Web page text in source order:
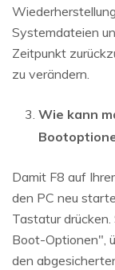
Systemdateien
Zeitpunkt
zu verändern.
Wie kann
Damit F8 auf
den PC neu
Tastatur
Boot-Optionen",
den